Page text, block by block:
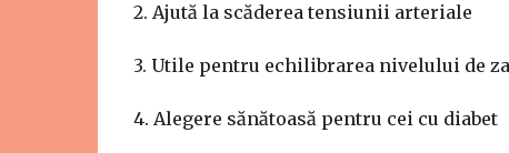
2. Ajută la scăderea tensiunii arteriale
3. Utile pentru echilibrarea nivelului de
4. Alegere sănătoasă pentru cei cu diabet